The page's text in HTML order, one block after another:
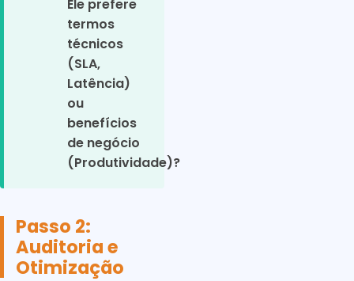
Ele prefere
termos
técnicos
(SLA,
Latência)
ou
benefícios
de negócio
(Produtividade)?
Passo 2:
Auditoria e
Otimização